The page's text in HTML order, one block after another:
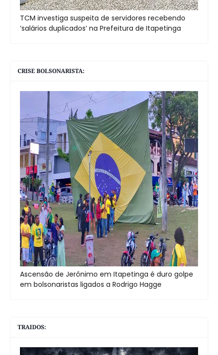
TCM investiga suspeita de servidores recebendo
‘salários duplicados’ na Prefeitura de Itapetinga
CRISE BOLSONARISTA:
Ascensão de Jerônimo em Itapetinga é duro golpe
em bolsonaristas ligados a Rodrigo Hagge
TRAIDOS: